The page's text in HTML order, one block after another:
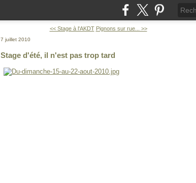
<< Stage à l'AKDT Pignons sur rue... >>
7 juillet 2010
Stage d'été, il n'est pas trop tard